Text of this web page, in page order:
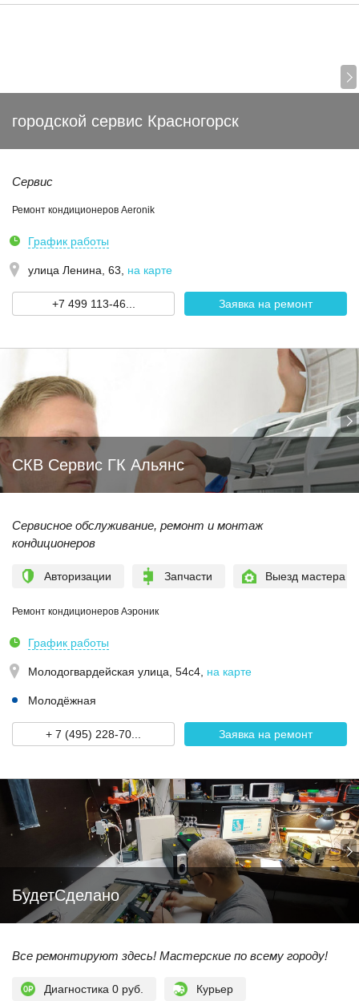
городской сервис Красногорск
Сервис
Ремонт кондиционеров Aeronik
График работы
улица Ленина, 63 на карте
+7 499 113-46... Заявка на ремонт
СКВ Сервис ГК Альянс
Сервисное обслуживание, ремонт и монтаж
кондиционеров
Авторизации Запчасти Выезд мастера
Ремонт кондиционеров Аэроник
График работы
Молодогвардейская улица, 54с4 на карте
Молодёжная
+ 7 (495) 228-70... Заявка на ремонт
БудетСделано
Все ремонтируют здесь! Мастерские по всему городу!
Диагностика 0 руб. Курьер